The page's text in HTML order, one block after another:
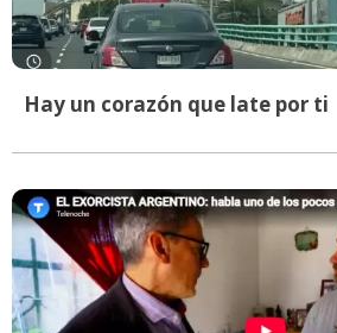
Hay un corazón que late por ti